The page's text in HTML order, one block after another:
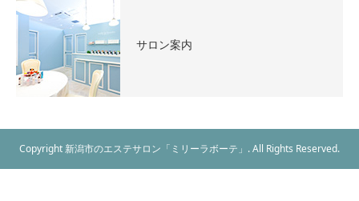
サロン案内
Copyright 新潟市のエステサロン「ミリーラボーテ」. All Rights Reserved.